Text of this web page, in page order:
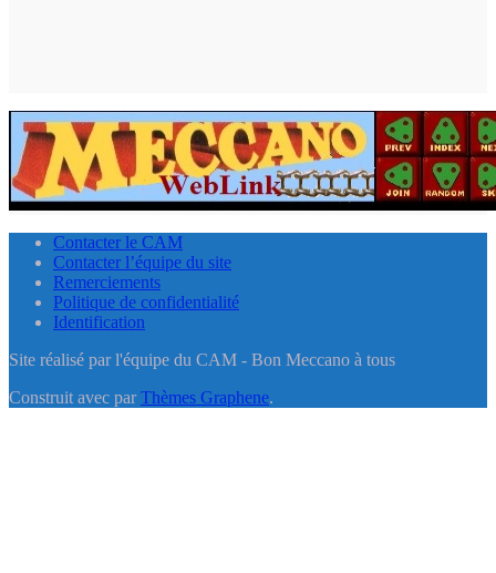
Contacter le CAM
Contacter l’équipe du site
Remerciements
Politique de confidentialité
Identification
Site réalisé par l'équipe du CAM - Bon Meccano à tous
Construit avec parThèmes Graphene.